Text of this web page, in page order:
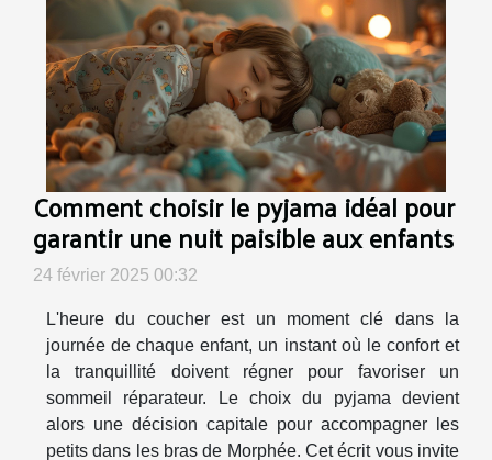
Comment choisir le pyjama idéal pour
garantir une nuit paisible aux enfants
24 février 2025 00:32
L'heure du coucher est un moment clé dans la
journée de chaque enfant, un instant où le confort et
la tranquillité doivent régner pour favoriser un
sommeil réparateur. Le choix du pyjama devient
alors une décision capitale pour accompagner les
petits dans les bras de Morphée. Cet écrit vous invite